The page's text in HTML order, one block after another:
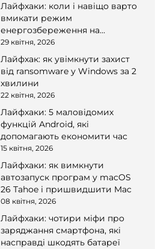
Лайфхаки: коли і навіщо варто
вмикати режим
енергозбереження на
смартфоні
29 квітня, 2026
Лайфхак: як увімкнути захист
від ransomware у Windows за 2
хвилини
22 квітня, 2026
Лайфхаки: 5 маловідомих
функцій Android, які
допомагають економити час
15 квітня, 2026
Лайфхаки: як вимкнути
автозапуск програм у macOS
26 Tahoe і пришвидшити Mac
08 квітня, 2026
Лайфхаки: чотири міфи про
заряджання смартфона, які
насправді шкодять батареї